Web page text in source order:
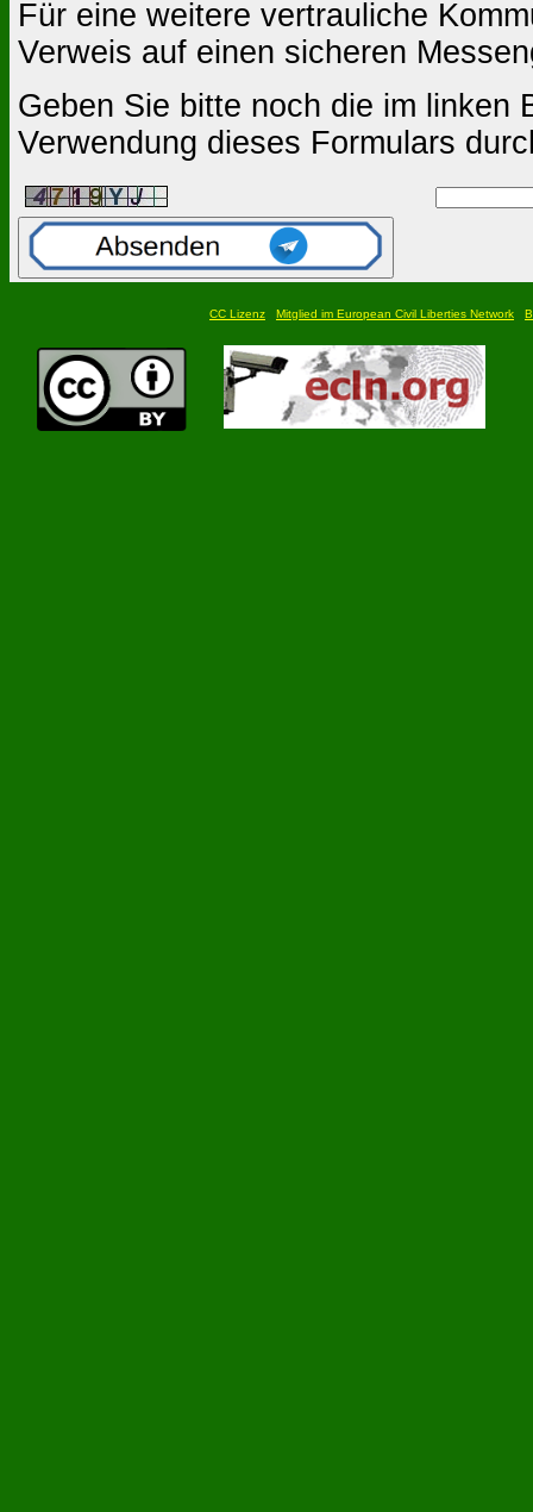
Für eine weitere vertrauliche
Verweis auf einen sicheren
Geben Sie bitte noch die im linken
Verwendung dieses Formulars
CC Lizenz Mitglied im European Civil Liberties Network